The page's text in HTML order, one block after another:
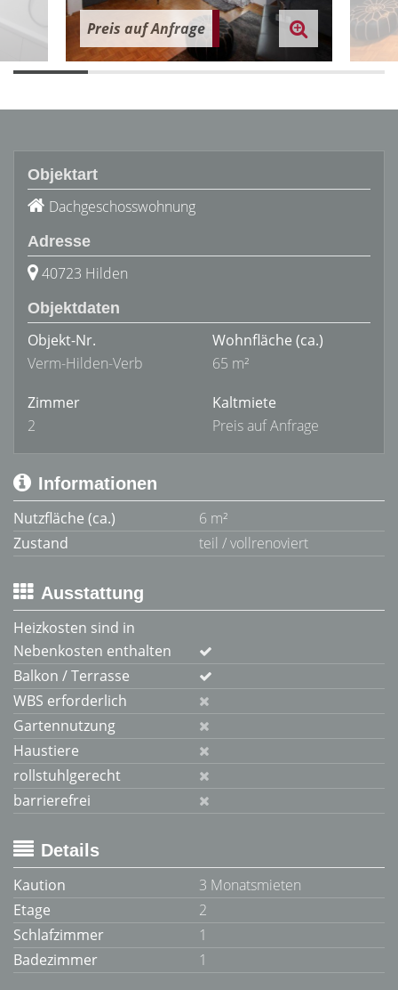
Preis auf Anfrage
Objektart
Dachgeschosswohnung
Adresse
40723 Hilden
Objektdaten
Objekt-Nr.
Verm-Hilden-Verb
Wohnfläche (ca.)
65 m²
Zimmer
2
Kaltmiete
Preis auf Anfrage
Informationen
Nutzfläche (ca.)
6 m²
Zustand
teil / vollrenoviert
Ausstattung
Heizkosten sind in
Nebenkosten enthalten
Balkon / Terrasse
WBS erforderlich
Gartennutzung
Haustiere
rollstuhlgerecht
barrierefrei
Details
Kaution
3 Monatsmieten
Etage
2
Schlafzimmer
1
Badezimmer
1